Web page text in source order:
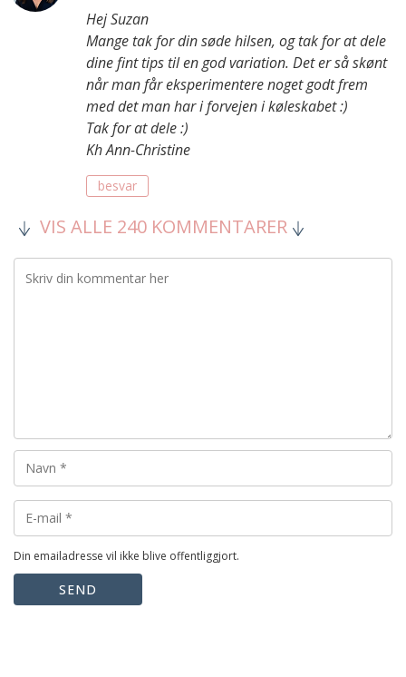
Hej Suzan
Mange tak for din søde hilsen, og tak for at dele
dine fint tips til en god variation. Det er så skønt
når man får eksperimentere noget godt frem
med det man har i forvejen i køleskabet :)
Tak for at dele :)
Kh Ann-Christine
besvar
VIS ALLE 240 KOMMENTARER
Din emailadresse vil ikke blive offentliggjort.
SEND